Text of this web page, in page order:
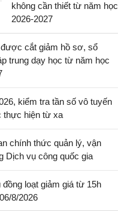
không cần thiết từ năm học
2026-2027
cắt giảm hồ sơ, sổ
trung dạy học từ năm học
kiểm tra tần số vô tuyến
thực hiện từ xa
chính thức quản lý, vận
Dịch vụ công quốc gia
đồng loạt giảm giá từ 15h
8/2026